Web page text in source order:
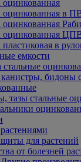
оцинкованная
оцинкованная в
оцинкованная
оцинкованная
пластиковая в
емкости
стальные
бидоны
тазы стальные
для растений
от болезней